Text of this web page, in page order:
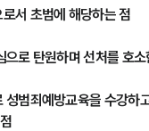
로서 초범에 해당하는 점
으로 탄원하며 선처를 호
성범죄예방교육을 수강하